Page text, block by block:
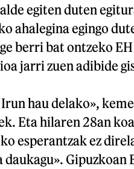
egiten duten
ahalegina egingo
berri bat ontzeko
jarri zuen adibide
hau delako»,
Eta hilaren 28an
esperantzak ez
Gipuzkoan